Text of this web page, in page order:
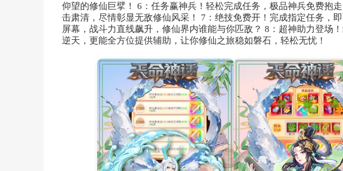
仰望的修仙巨擘！ 6：任务赢神兵！轻松完成任务，极品神兵免费抱
击肃清，尽情彰显无敌修仙风采！ 7：绝技免费开！完成指定任务，
屏幕，战斗力直线飙升，修仙界内谁能与你匹敌？ 8：超神助力登场
逆天，更能全方位提供辅助，让你修仙之旅稳如磐石，轻松无忧！